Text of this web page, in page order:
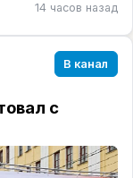
14 часов назад
В канал
с